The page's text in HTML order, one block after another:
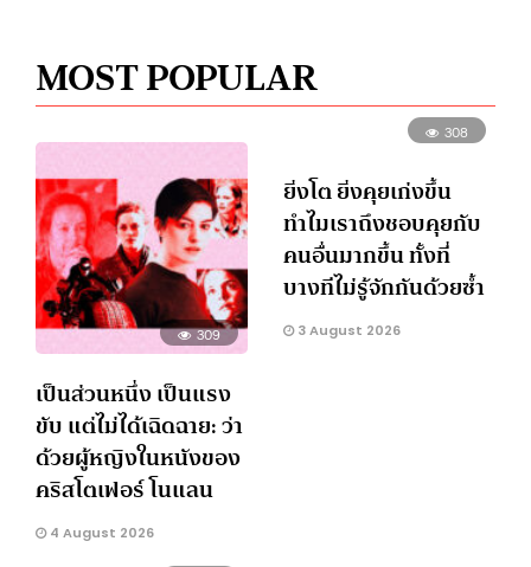
MOST POPULAR
309
เป็นส่วนหนึ่ง เป็นแรง
ขับ แต่ไม่ได้เฉิดฉาย: ว่า
ด้วยผู้หญิงในหนังของ
คริสโตเฟอร์ โนแลน
4 August 2026
308
ยิ่งโต ยิ่งคุยเก่งขึ้น
ทำไมเราถึงชอบคุยกับ
คนอื่นมากขึ้น ทั้งที่
บางทีไม่รู้จักกันด้วยซ้ำ
3 August 2026